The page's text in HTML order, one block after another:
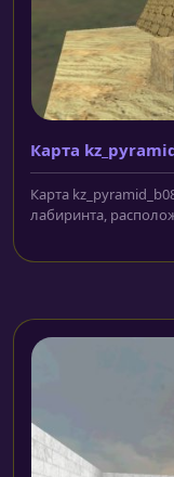
Карта
Карта
лабиринта,